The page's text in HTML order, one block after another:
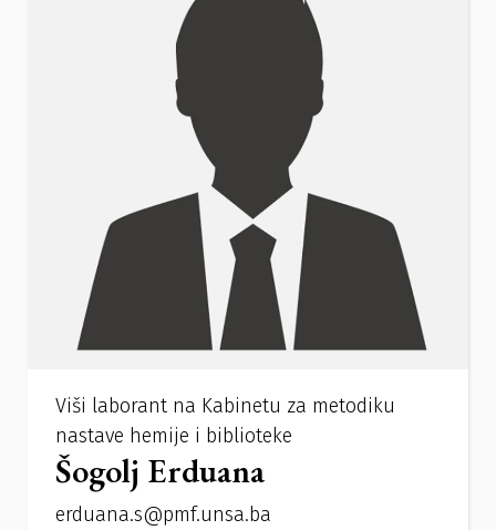
Viši laborant na Kabinetu za metodiku
nastave hemije i biblioteke
Šogolj Erduana
erduana.s@pmf.unsa.ba